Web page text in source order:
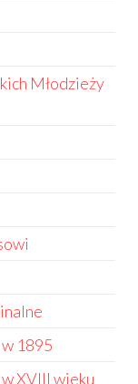
Młodzieży
1895
XVIII wieku